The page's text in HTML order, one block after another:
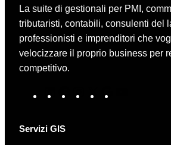
La suite di gestionali per PMI,
tributaristi, contabili, consulenti del
professionisti e imprenditori che
velocizzare il proprio business per
competitivo.
Servizi GIS